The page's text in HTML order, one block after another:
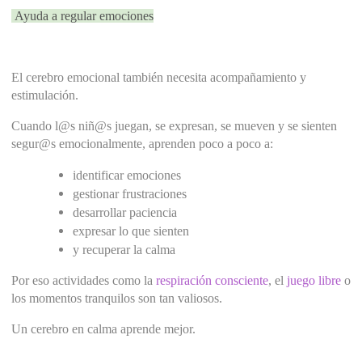
Ayuda a regular emociones
El cerebro emocional también necesita acompañamiento y
estimulación.
Cuando l@s niñ@s juegan, se expresan, se mueven y se sienten
segur@s emocionalmente, aprenden poco a poco a:
identificar emociones
gestionar frustraciones
desarrollar paciencia
expresar lo que sienten
y recuperar la calma
Por eso actividades como la respiración consciente, el juego libre o
los momentos tranquilos son tan valiosos.
Un cerebro en calma aprende mejor.